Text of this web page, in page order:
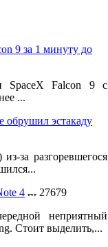
9 за 1 минуту до
SpaceX Falcon 9 с
...
обрушил эстакаду
за разгоревшегося
4
27679
неприятный
Стоит выделить,...